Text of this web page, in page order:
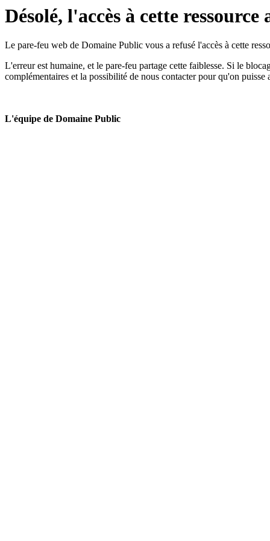
Désolé, l'accès à cette ressource
Le pare-feu web de Domaine Public vous a refusé l'accès à cette
L'erreur est humaine, et le pare-feu partage cette faiblesse. Si le
complémentaires et la possibilité de nous contacter pour qu'on puisse
L'équipe de Domaine Public